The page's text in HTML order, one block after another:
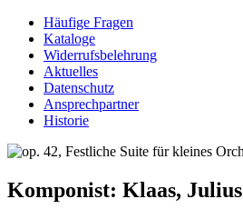
Häufige Fragen
Kataloge
Widerrufsbelehrung
Aktuelles
Datenschutz
Ansprechpartner
Historie
Komponist: Klaas, Julius